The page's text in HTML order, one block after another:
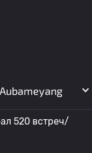
520 встреч/